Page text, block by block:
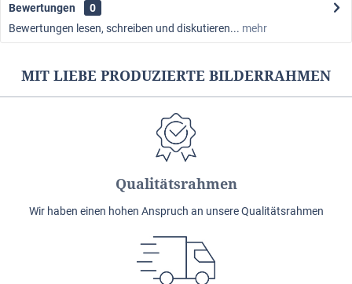
Bewertungen
0
Bewertungen lesen, schreiben und diskutieren... mehr
MIT LIEBE PRODUZIERTE BILDERRAHMEN
Qualitätsrahmen
Wir haben einen hohen Anspruch an unsere Qualitätsrahmen